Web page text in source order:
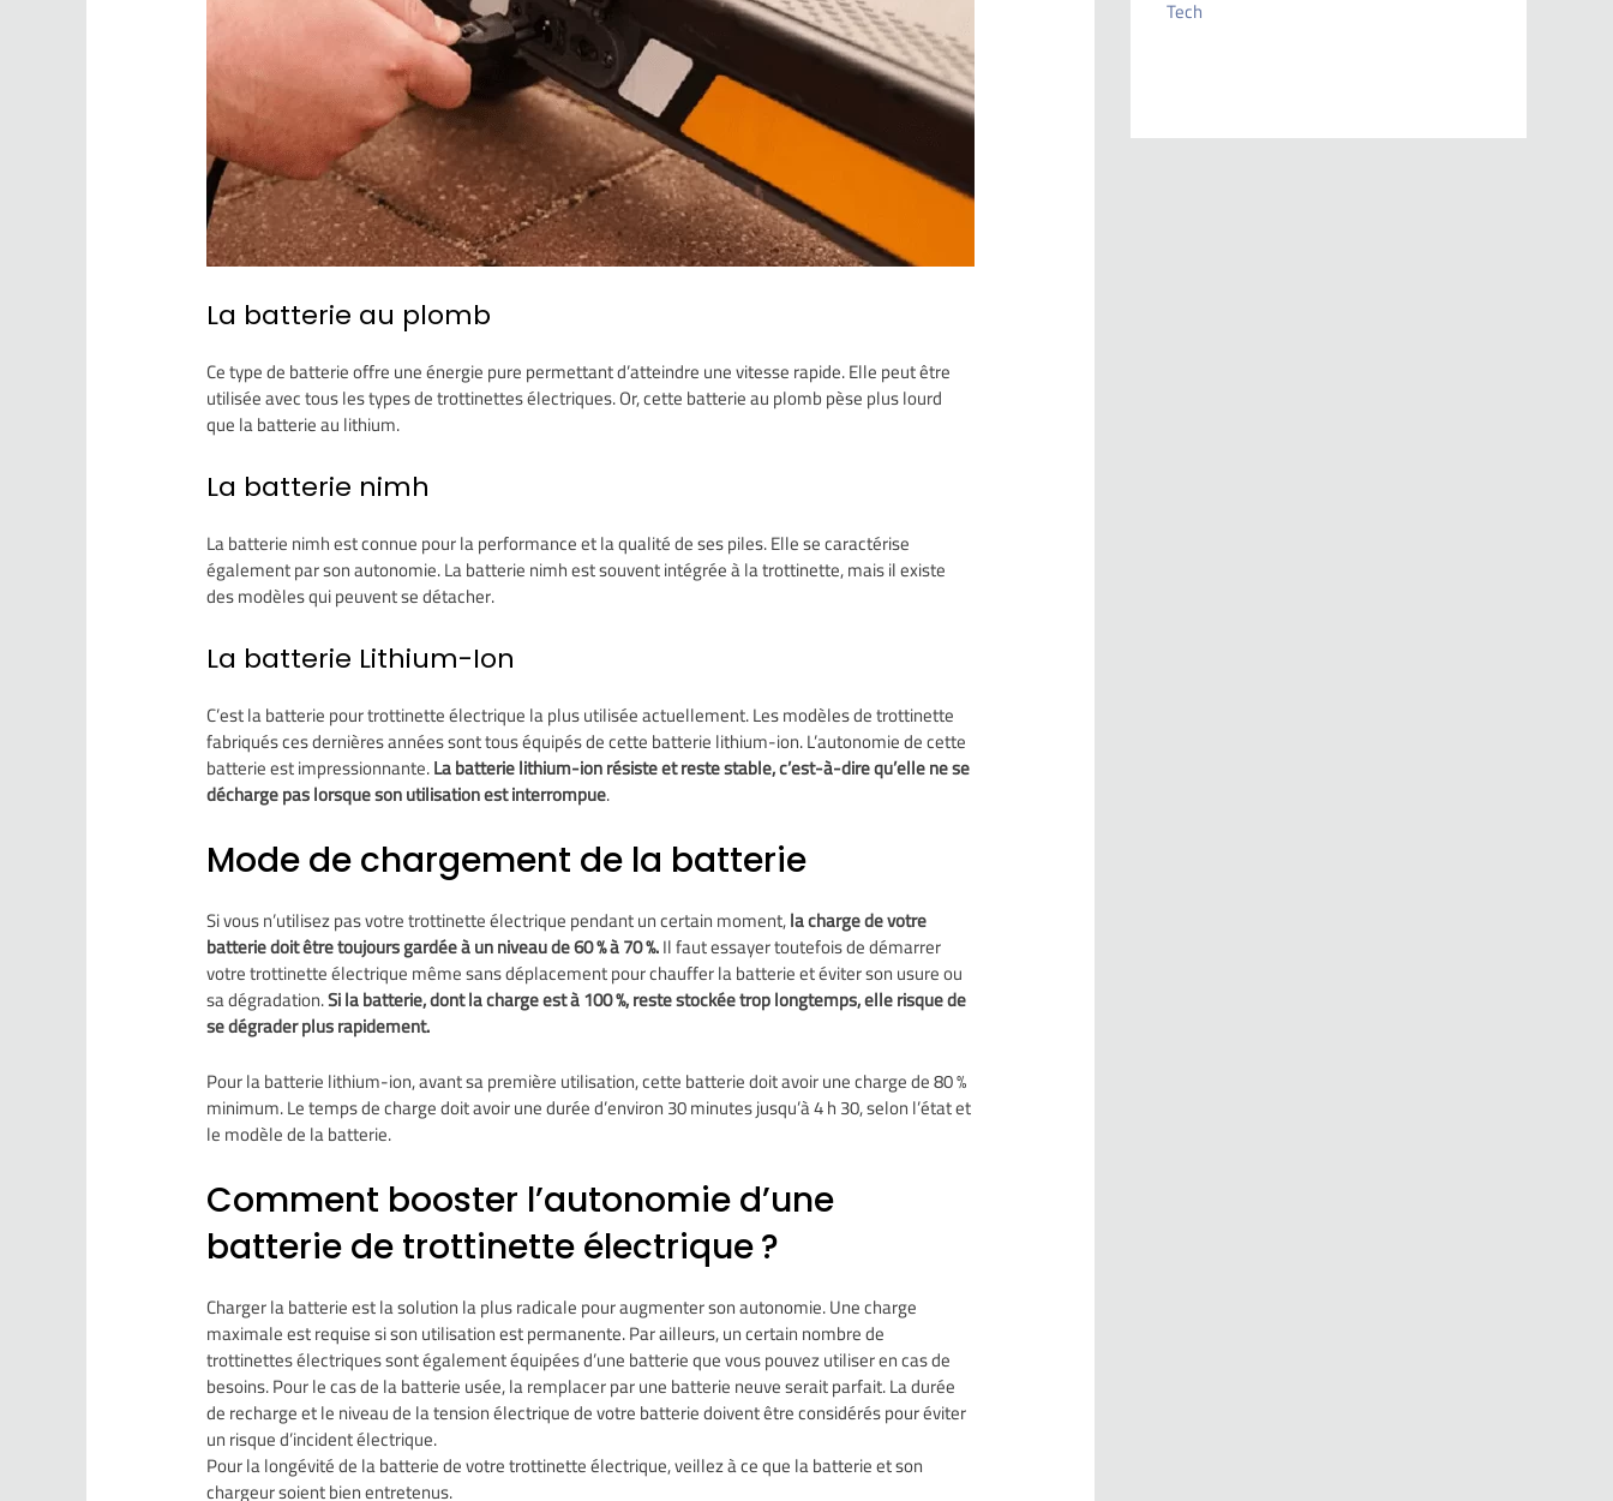
La batterie au plomb
Ce type de batterie offre une énergie pure permettant d’atteindre une vitesse rapide. Elle peut être
utilisée avec tous les types de trottinettes électriques. Or, cette batterie au plomb pèse plus lourd
que la batterie au lithium.
La batterie nimh
La batterie nimh est connue pour la performance et la qualité de ses piles. Elle se caractérise
également par son autonomie. La batterie nimh est souvent intégrée à la trottinette, mais il existe
des modèles qui peuvent se détacher.
La batterie Lithium-Ion
C’est la batterie pour trottinette électrique la plus utilisée actuellement. Les modèles de trottinette
fabriqués ces dernières années sont tous équipés de cette batterie lithium-ion. L’autonomie de cette
batterie est impressionnante.La batterie lithium-ion résiste et reste stable, c’est-à-dire qu’elle ne se
décharge pas lorsque son utilisation est interrompue.
Mode de chargement de la batterie
Si vous n’utilisez pas votre trottinette électrique pendant un certain moment,la charge de votre
batterie doit être toujours gardée à un niveau de60 % à 70 %.Il faut essayer toutefois de démarrer
votre trottinette électrique même sans déplacement pour chauffer la batterie et éviter son usure ou
sa dégradation.Si la batterie, dont la charge est à 100 %, reste stockée trop longtemps, elle risque de
se dégrader plus rapidement.
Pour la batterie lithium-ion, avant sa première utilisation, cette batterie doit avoir une charge de80 %
minimum. Le temps de charge doit avoir une durée d’environ 30 minutes jusqu’à 4 h 30, selon l’état et
le modèle de la batterie.
Comment booster l’autonomie d’une
batterie de trottinette électrique ?
Charger la batterie est la solution la plus radicale pour augmenter son autonomie. Une charge
maximale est requise si son utilisation est permanente. Par ailleurs, un certain nombre de
trottinettes électriques sont également équipées d’une batterie que vous pouvez utiliser en cas de
besoins. Pour le cas de la batterie usée, la remplacer par une batterie neuve serait parfait. La durée
de recharge et le niveau de la tension électrique de votre batterie doivent être considérés pour éviter
un risque d’incident électrique.
Pour la longévité de la batterie de votre trottinette électrique, veillez à ce que la batterie et son
chargeur soient bien entretenus.
Tech